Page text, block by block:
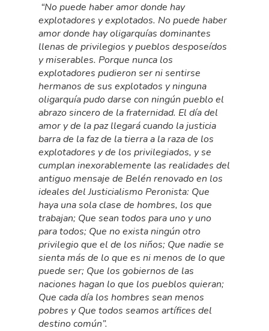
“No puede haber amor donde hay
explotadores y explotados. No puede haber
amor donde hay oligarquías dominantes
llenas de privilegios y pueblos desposeídos
y miserables. Porque nunca los
explotadores pudieron ser ni sentirse
hermanos de sus explotados y ninguna
oligarquía pudo darse con ningún pueblo el
abrazo sincero de la fraternidad. El día del
amor y de la paz llegará cuando la justicia
barra de la faz de la tierra a la raza de los
explotadores y de los privilegiados, y se
cumplan inexorablemente las realidades del
antiguo mensaje de Belén renovado en los
ideales del Justicialismo Peronista: Que
haya una sola clase de hombres, los que
trabajan; Que sean todos para uno y uno
para todos; Que no exista ningún otro
privilegio que el de los niños; Que nadie se
sienta más de lo que es ni menos de lo que
puede ser; Que los gobiernos de las
naciones hagan lo que los pueblos quieran;
Que cada día los hombres sean menos
pobres y Que todos seamos artífices del
destino común”.